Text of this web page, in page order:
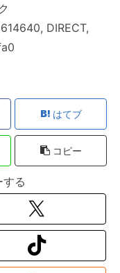
DIRECT,
はてブ
コピー
する